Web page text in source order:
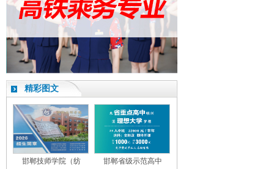
精彩图文
邯郸技师学院（纺 邯郸省级示范高中